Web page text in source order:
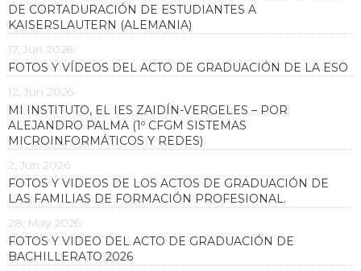
DE CORTADURACIÓN DE ESTUDIANTES A
KAISERSLAUTERN (ALEMANIA)
17, Jun 2026
FOTOS Y VÍDEOS DEL ACTO DE GRADUACIÓN DE LA ESO
12, Jun 2026
MI INSTITUTO, EL IES ZAIDÍN-VERGELES – POR
ALEJANDRO PALMA (1º CFGM SISTEMAS
MICROINFORMÁTICOS Y REDES)
2, Jun 2026
FOTOS Y VIDEOS DE LOS ACTOS DE GRADUACIÓN DE
LAS FAMILIAS DE FORMACIÓN PROFESIONAL.
28, May 2026
FOTOS Y VIDEO DEL ACTO DE GRADUACIÓN DE
BACHILLERATO 2026